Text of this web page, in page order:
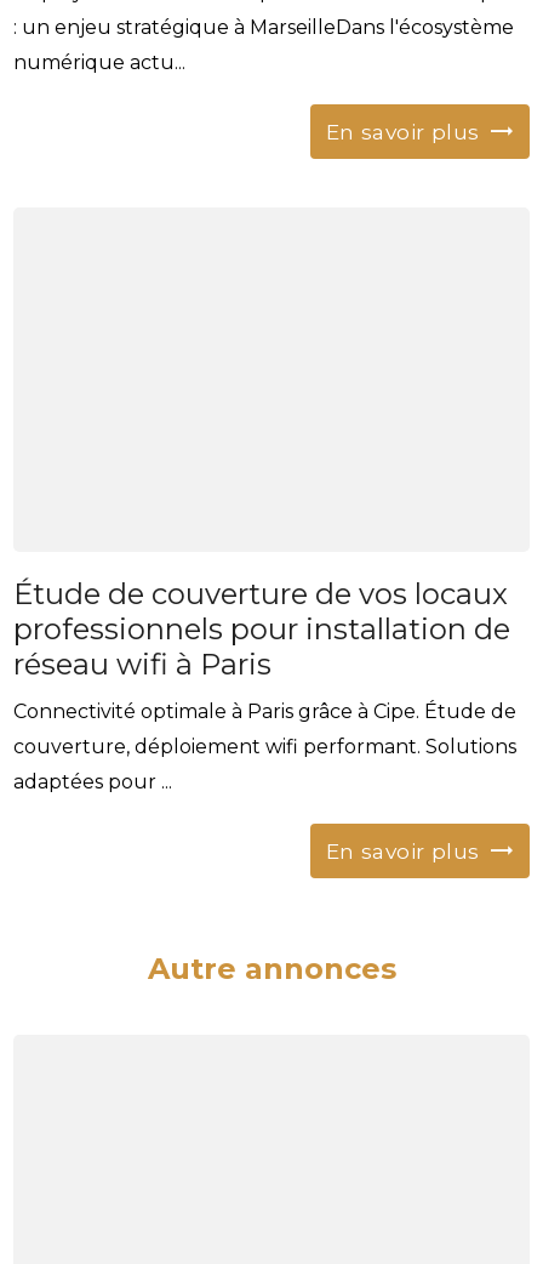
: un enjeu stratégique à MarseilleDans l'écosystème
numérique actu...
En savoir plus
Étude de couverture de vos locaux
professionnels pour installation de
réseau wifi à Paris
Connectivité optimale à Paris grâce à Cipe. Étude de
couverture, déploiement wifi performant. Solutions
adaptées pour ...
En savoir plus
Autre annonces